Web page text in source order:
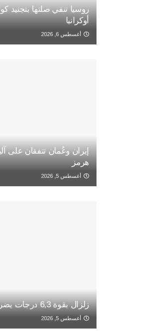
روسيا تنفي صلتها بتجنيد
أوكرانيا
أغسطس 6, 2026
إيران وعُمان تتفقان على
هرمز
أغسطس 5, 2026
زلزال بقوة 6,3 درجات يضرب جنوب الفيليبين
أغسطس 5, 2026